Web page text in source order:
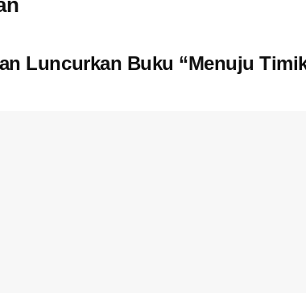
Luncurkan Buku “Menuju